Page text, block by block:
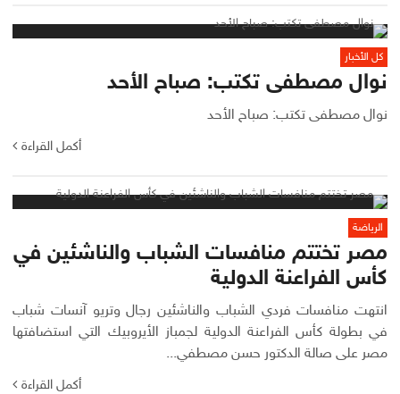
كل الأخبار
نوال مصطفى تكتب: صباح الأحد
نوال مصطفى تكتب: صباح الأحد
أكمل القراءة
الرياضة
مصر تختتم منافسات الشباب والناشئين في
كأس الفراعنة الدولية
انتهت منافسات فردي الشباب والناشئين رجال وتريو آنسات شباب
في بطولة كأس الفراعنة الدولية لجمباز الأيروبيك التي استضافتها
مصر على صالة الدكتور حسن مصطفي...
أكمل القراءة